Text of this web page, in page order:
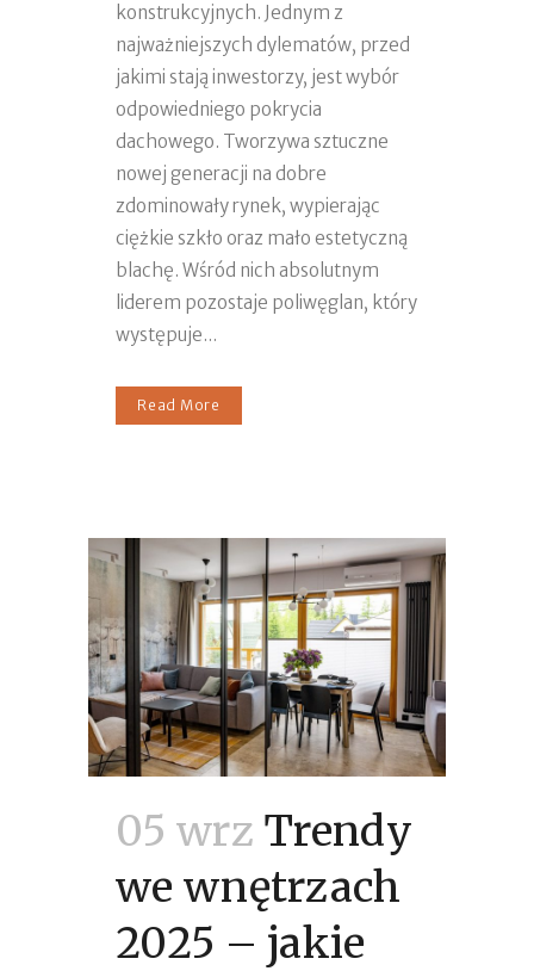
konstrukcyjnych. Jednym z
najważniejszych dylematów, przed
jakimi stają inwestorzy, jest wybór
odpowiedniego pokrycia
dachowego. Tworzywa sztuczne
nowej generacji na dobre
zdominowały rynek, wypierając
ciężkie szkło oraz mało estetyczną
blachę. Wśród nich absolutnym
liderem pozostaje poliwęglan, który
występuje...
Read More
05 wrz Trendy
we wnętrzach
2025 – jakie